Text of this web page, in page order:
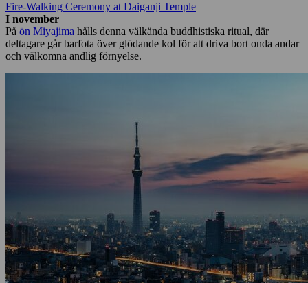
Fire-Walking Ceremony at Daiganji Temple
I november
På ön Miyajima hålls denna välkända buddhistiska ritual, där
deltagare går barfota över glödande kol för att driva bort onda andar
och välkomna andlig förnyelse.